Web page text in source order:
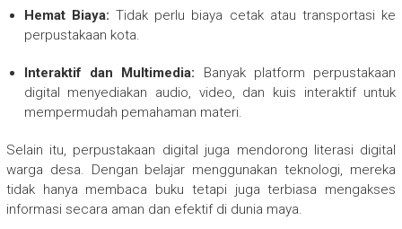
Hemat Biaya: Tidak perlu biaya cetak atau transportasi ke
perpustakaan kota.
Interaktif dan Multimedia: Banyak platform perpustakaan
digital menyediakan audio, video, dan kuis interaktif untuk
mempermudah pemahaman materi.
Selain itu, perpustakaan digital juga mendorong literasi digital
warga desa. Dengan belajar menggunakan teknologi, mereka
tidak hanya membaca buku tetapi juga terbiasa mengakses
informasi secara aman dan efektif di dunia maya.